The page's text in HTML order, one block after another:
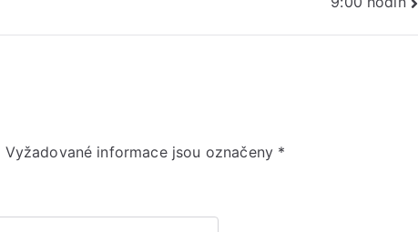
Vyžadované informace jsou označeny *